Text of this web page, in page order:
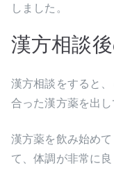
しました。
漢方相談
漢方相談をすると
合った漢方薬を出し
漢方薬を飲み始め
て、体調が非常に